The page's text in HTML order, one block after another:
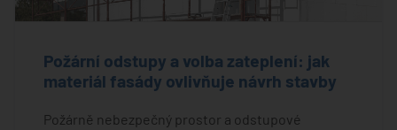
Požární odstupy a volba zateplení: jak
materiál fasády ovlivňuje návrh stavby
Požárně nebezpečný prostor a odstupové